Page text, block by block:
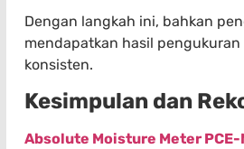
Dengan langkah ini, bahkan
mendapatkan hasil
konsisten.
Kesimpulan dan
Absolute Moisture Meter PCE-